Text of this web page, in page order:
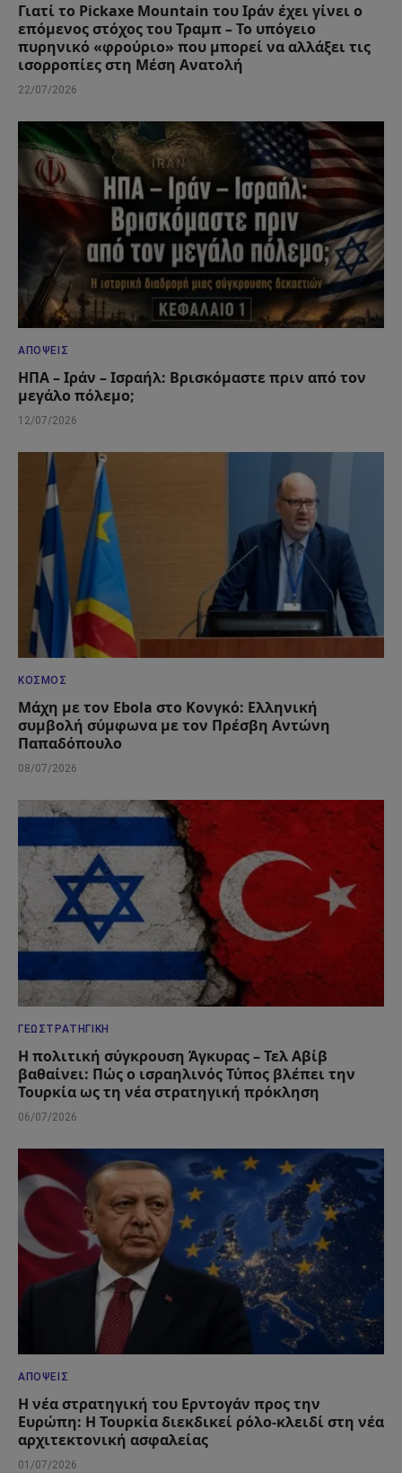
Γιατί το Pickaxe Mountain του Ιράν έχει γίνει ο
επόμενος στόχος του Τραμπ – Το υπόγειο
πυρηνικό «φρούριο» που μπορεί να αλλάξει τις
ισορροπίες στη Μέση Ανατολή
22/07/2026
ΑΠΌΨΕΙΣ
ΗΠΑ – Ιράν – Ισραήλ: Βρισκόμαστε πριν από τον
μεγάλο πόλεμο;
12/07/2026
ΚΌΣΜΟΣ
Μάχη με τον Ebola στο Κονγκό: Ελληνική
συμβολή σύμφωνα με τον Πρέσβη Αντώνη
Παπαδόπουλο
08/07/2026
ΓΕΩΣΤΡΑΤΗΓΙΚΉ
Η πολιτική σύγκρουση Άγκυρας – Τελ Αβίβ
βαθαίνει: Πώς ο ισραηλινός Τύπος βλέπει την
Τουρκία ως τη νέα στρατηγική πρόκληση
06/07/2026
ΑΠΌΨΕΙΣ
Η νέα στρατηγική του Ερντογάν προς την
Ευρώπη: Η Τουρκία διεκδικεί ρόλο-κλειδί στη νέα
αρχιτεκτονική ασφαλείας
01/07/2026